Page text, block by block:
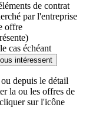
de contrat
par l'entreprise
offre
cas échéant
intéressent
depuis le détail
la ou les offres de
sur l'icône